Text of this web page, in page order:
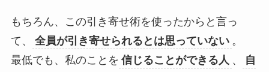
もちろん、この引き寄せ術を使ったからと言っ
て、
全員が引き寄せられるとは思っていない 。
最低でも、私のことを 信じることができる人 、
自